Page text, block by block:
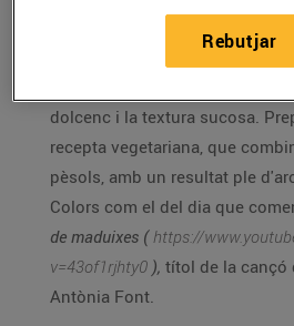
dolcenc i la textura sucosa.
recepta vegetariana, que combina maduixes i
pèsols, amb un resultat ple d'aromes i colors.
Colors com el del dia que
de maduixes ( https://
v=43of1rjhty0 ), títol de la cançó
Antònia Font.
Rebutjar